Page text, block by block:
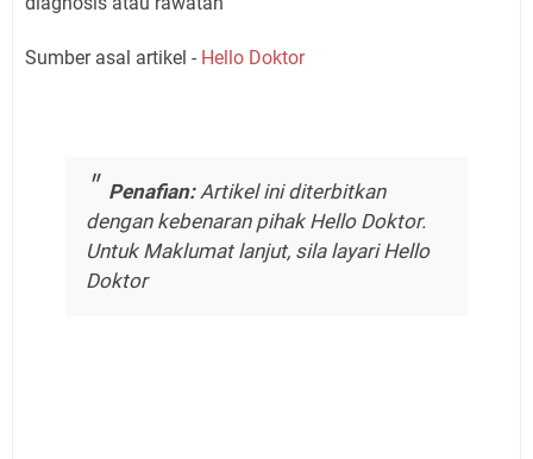
Sumber asal artikel - Hello Doktor
Penafian:Artikel ini diterbitkan
dengan kebenaran pihak Hello Doktor.
Untuk Maklumat lanjut, sila layari Hello
Doktor